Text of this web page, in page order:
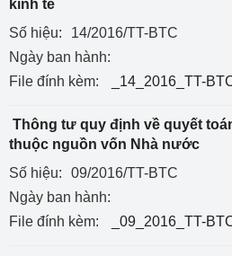
kinh tế
Số hiệu:
14/2016/TT-BTC
Ngày ban hành:
File đính kèm:
_14_2016_TT-
Thông tư quy định về quyết
thuộc nguồn vốn Nhà nước
Số hiệu:
09/2016/TT-BTC
Ngày ban hành:
File đính kèm:
_09_2016_TT-